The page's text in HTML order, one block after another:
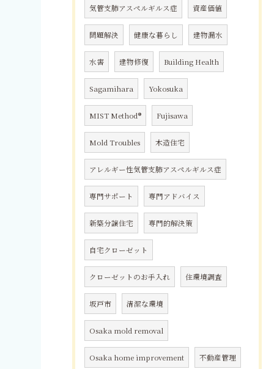
気管支肺アスペルギルス症 資産価値
問題解決 健康な暮らし 建物漏水
水害 建物修復 Building Health
Sagamihara Yokosuka
MIST Method® Fujisawa
Mold Troubles 木造住宅
アレルギー性気管支肺アスペルギルス症
専門サポート 専門アドバイス
新築分譲住宅 専門的解決策
自宅クローゼット
クローゼットのお手入れ 住環境調査
坂戸市 清潔な環境
Osaka mold removal
Osaka home improvement 不動産管理